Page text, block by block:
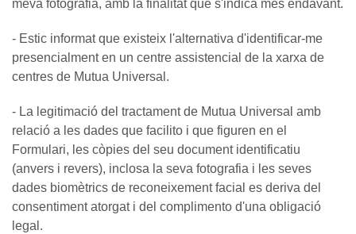
meva fotografia, amb la finalitat que s'indica més endavant.
- Estic informat que existeix l'alternativa d'identificar-me
presencialment en un centre assistencial de la xarxa de
centres de Mutua Universal.
- La legitimació del tractament de Mutua Universal amb
relació a les dades que facilito i que figuren en el
Formulari, les còpies del seu document identificatiu
(anvers i revers), inclosa la seva fotografia i les seves
dades biomètrics de reconeixement facial es deriva del
consentiment atorgat i del complimento d'una obligació
legal.